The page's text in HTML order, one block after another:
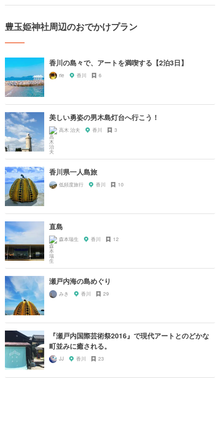
豊玉姫神社周辺のおでかけプラン
香川の島々で、アートを満喫する【2泊3日】
rie 香川 6
美しい勇姿の男木島灯台へ行こう！
高木 治夫 香川 3
香川県一人島旅
低頻度旅行 香川 10
直島
森本瑞生 香川 12
瀬戸内海の島めぐり
みき 香川 29
『瀬戸内国際芸術祭2016』で現代アートとのどかな
町並みに癒される。
JJ 香川 23